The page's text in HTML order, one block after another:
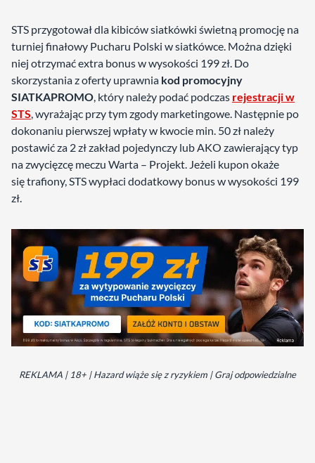
STS przygotował dla kibiców siatkówki świetną promocję na
turniej finałowy Pucharu Polski w siatkówce. Można dzięki
niej otrzymać extra bonus w wysokości 199 zł. Do
skorzystania z oferty uprawnia kod promocyjny
SIATKAPROMO, który należy podać podczas rejestracji w
STS, wyrażając przy tym zgody marketingowe. Następnie po
dokonaniu pierwszej wpłaty w kwocie min. 50 zł należy
postawić za 2 zł zakład pojedynczy lub AKO zawierający typ
na zwycięzcę meczu Warta – Projekt. Jeżeli kupon okaże
się trafiony, STS wypłaci dodatkowy bonus w wysokości 199
zł.
REKLAMA | 18+ | Hazard wiąże się z ryzykiem | Graj odpowiedzialne